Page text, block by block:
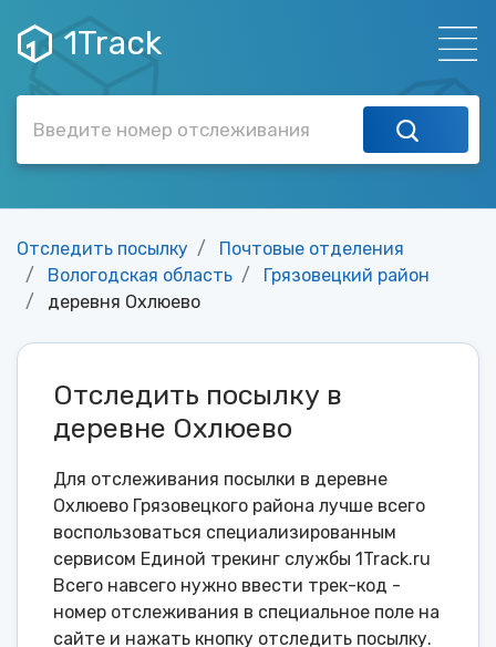
1Track
Отследить посылку
Почтовые отделения
Вологодская область
Грязовецкий район
деревня Охлюево
Отследить посылку в
деревне Охлюево
Для отслеживания посылки в деревне
Охлюево Грязовецкого района лучше всего
воспользоваться специализированным
сервисом Единой трекинг службы 1Track.ru
Всего навсего нужно ввести трек-код -
номер отслеживания в специальное поле на
сайте и нажать кнопку отследить посылку.